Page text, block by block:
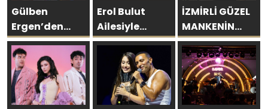
Gülben
Ergen’den
Kıbrıs’ta
Yapay Zekâ
Çıkışı
Erol Bulut
Ailesiyle
Başka
Resort’ta
Unutulmaz Bir
Tatil Yaşadı
İZMİRLİ GÜZEL
MANKENİN
KULİSLERİ
HAREKETLENDİ:
YENİ PROJELER
YOLDA!